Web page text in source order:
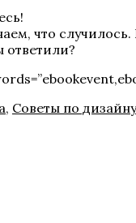
что
ответили?
, Советы по дизайну